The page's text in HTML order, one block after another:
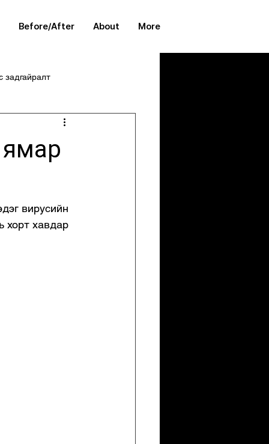
Before/After About More
задгайралт
ямар
вирусийн
хорт хавдар